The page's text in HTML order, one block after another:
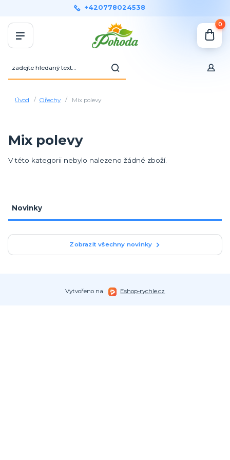
+420778024538
0
Úvod Ořechy Mix polevy
Mix polevy
V této kategorii nebylo nalezeno žádné zboží.
Novinky
Zobrazit všechny novinky
Vytvořeno na Eshop-rychle.cz